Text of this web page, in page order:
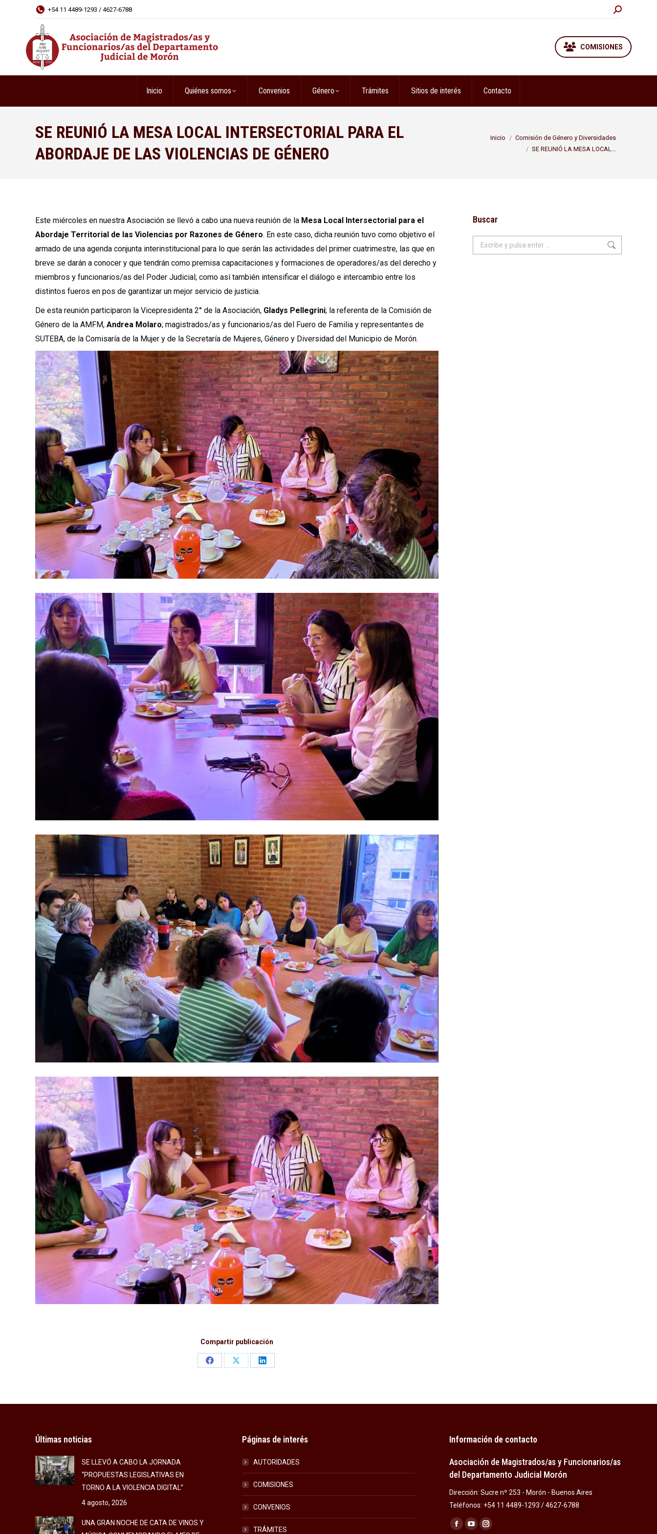
+54 11 4489-1293 / 4627-6788 Buscar:
COMISIONES
Inicio Quiénes somos Convenios Género Trámites Sitios de interés Contacto
SE REUNIÓ LA MESA LOCAL INTERSECTORIAL PARA EL
ABORDAJE DE LAS VIOLENCIAS DE GÉNERO
Estás aquí:
Inicio
Comisión de Género y Diversidades
SE REUNIÓ LA MESA LOCAL…
Este miércoles en nuestra Asociación se llevó a cabo una nueva reunión de la Mesa Local Intersectorial para el
Abordaje Territorial de las Violencias por Razones de Género. En este caso, dicha reunión tuvo como objetivo el
armado de una agenda conjunta interinstitucional para lo que serán las actividades del primer cuatrimestre, las que en
breve se darán a conocer y que tendrán como premisa capacitaciones y formaciones de operadores/as del derecho y
miembros y funcionarios/as del Poder Judicial; como así también intensificar el diálogo e intercambio entre los
distintos fueros en pos de garantizar un mejor servicio de justicia.
De esta reunión participaron la Vicepresidenta 2° de la Asociación, Gladys Pellegrini; la referenta de la Comisión de
Género de la AMFM, Andrea Molaro; magistrados/as y funcionarios/as del Fuero de Familia y representantes de
SUTEBA, de la Comisaría de la Mujer y de la Secretaría de Mujeres, Género y Diversidad del Municipio de Morón.
Compartir publicación
Share
Share
Share
Buscar
Buscar:
Últimas noticias
SE LLEVÓ A CABO LA JORNADA
“PROPUESTAS LEGISLATIVAS EN
TORNO A LA VIOLENCIA DIGITAL”
4 agosto, 2026
UNA GRAN NOCHE DE CATA DE VINOS Y
Páginas de interés
AUTORIDADES
COMISIONES
CONVENIOS
TRÁMITES
Información de contacto
Asociación de Magistrados/as y Funcionarios/as
del Departamento Judicial Morón
Dirección: Sucre nº 253 - Morón - Buenos Aires
Teléfonos: +54 11 4489-1293 / 4627-6788
Encuéntranos en:
Facebook
YouTubeInstagram